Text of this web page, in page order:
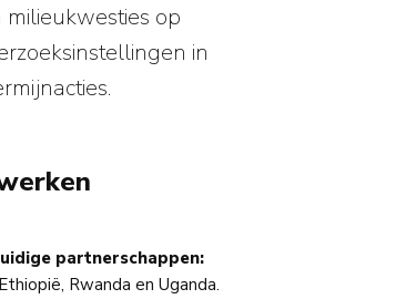
op
in
partnerschappen:
Rwanda en Uganda.